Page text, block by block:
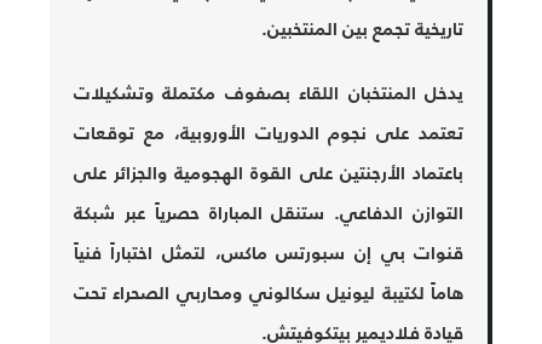
تاريخية تجمع بين المنتخبين.
يدخل المنتخبان اللقاء بصفوف مكتملة وتشكيلات
تعتمد على نجوم الدوريات الأوروبية، مع توقعات
باعتماد الأرجنتين على القوة الهجومية والجزائر على
التوازن الدفاعي. ستنقل المباراة حصرياً عبر شبكة
قنوات بي إن سبورتس ماكس، لتمثل اختباراً فنياً
هاماً لكتيبة ليونيل سكالوني ومحاربي الصحراء تحت
قيادة فلاديمير بيتكوفيتش.